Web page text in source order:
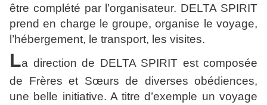
être complété par l’organisateur. DELTA SPIRIT
prend en charge le groupe, organise le voyage,
l’hébergement, le transport, les visites.
La direction de DELTA SPIRIT est composée
de Frères et Sœurs de diverses obédiences,
une belle initiative. A titre d’exemple un voyage